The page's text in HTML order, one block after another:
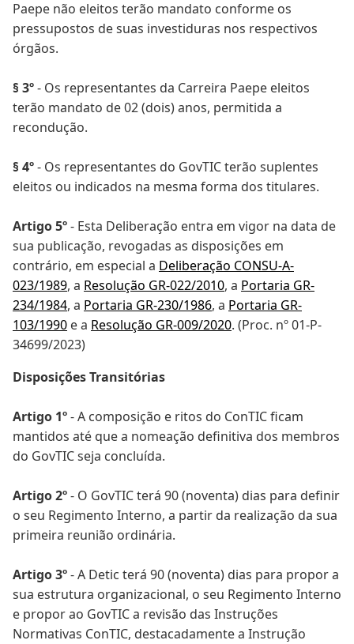
Paepe não eleitos terão mandato conforme os
pressupostos de suas investiduras nos respectivos
órgãos.
§ 3º- Os representantes da Carreira Paepe eleitos
terão mandato de 02 (dois) anos, permitida a
recondução.
§ 4º- Os representantes do GovTIC terão suplentes
eleitos ou indicados na mesma forma dos titulares.
Artigo 5º- Esta Deliberação entra em vigor na data de
sua publicação, revogadas as disposições em
contrário, em especial a Deliberação CONSU-A-
023/1989, a Resolução GR-022/2010, a Portaria GR-
234/1984, a Portaria GR-230/1986, a Portaria GR-
103/1990 e a Resolução GR-009/2020. (Proc. nº 01-P-
34699/2023)
Disposições Transitórias
Artigo 1º- A composição e ritos do ConTIC ficam
mantidos até que a nomeação definitiva dos membros
do GovTIC seja concluída.
Artigo 2º- O GovTIC terá 90 (noventa) dias para definir
o seu Regimento Interno, a partir da realização da sua
primeira reunião ordinária.
Artigo 3º- A Detic terá 90 (noventa) dias para propor a
sua estrutura organizacional, o seu Regimento Interno
e propor ao GovTIC a revisão das Instruções
Normativas ConTIC, destacadamente a Instrução